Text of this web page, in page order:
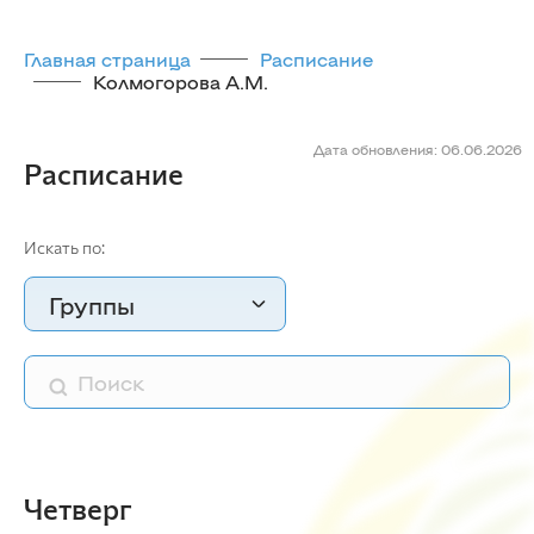
Главная страница
Расписание
Колмогорова А.М.
Дата обновления: 06.06.2026
Расписание
Искать по:
Группы
Четверг